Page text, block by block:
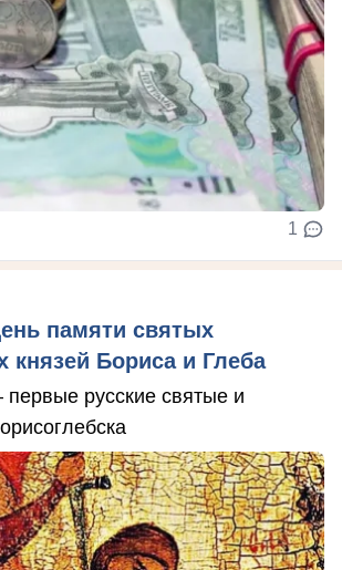
1
памяти святых
князей Бориса и Глеба
первые русские святые и